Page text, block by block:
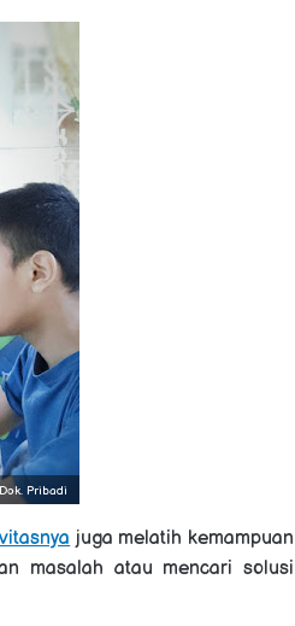
Pribadi
juga melatih kemampuan
masalah atau mencari solusi